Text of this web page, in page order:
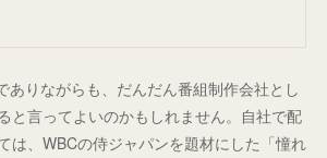
ありながらも、だんだん番組制作会社とし
と言ってよいのかもしれません。自社で配
は、WBCの侍ジャパンを題材にした「憧れ